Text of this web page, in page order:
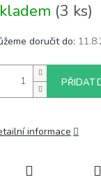
(3 ks)
doručit do:
PŘIDAT
informace